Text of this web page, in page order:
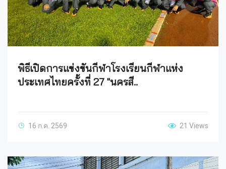
พิธีเปิดการแข่งขันกีฬาโรงเรียนกีฬาแห่ง
ประเทศไทยครั้งที่ 27 "นครสี..
16 ก.ค. 2569 21 Views